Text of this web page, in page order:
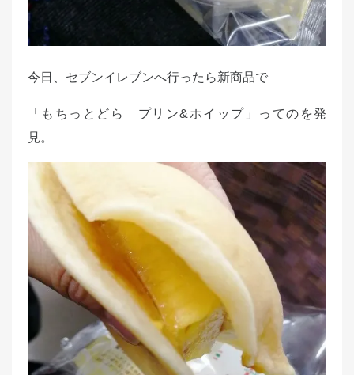
今日、セブンイレブンへ行ったら新商品で
「もちっとどら プリン&ホイップ」ってのを発
見。